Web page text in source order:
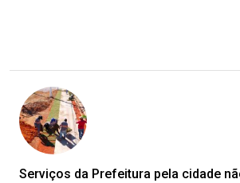
Serviços da Prefeitura pela cidade